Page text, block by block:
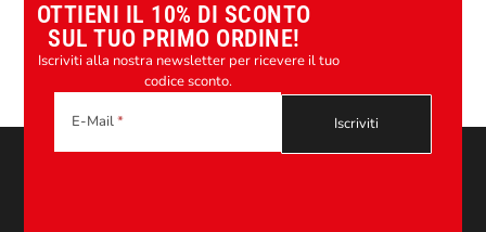
OTTIENI IL 10% DI SCONTO
SUL TUO PRIMO ORDINE!
Iscriviti alla nostra newsletter per ricevere il tuo
codice sconto.
E-Mail